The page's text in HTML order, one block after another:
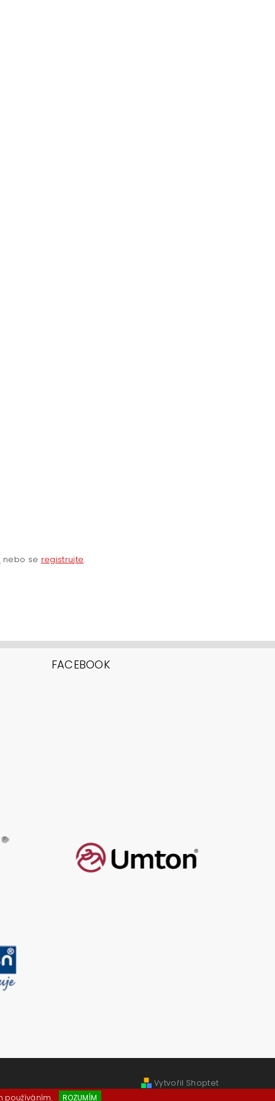
nebo se registrujte.
FACEBOOK
Vytvořil Shoptet
používáním.
ROZUMÍM